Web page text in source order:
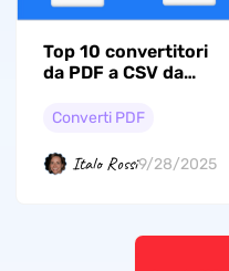
Top 10 convertitori
da PDF a CSV da
Converti PDF
Italo Rossi9/28/2025